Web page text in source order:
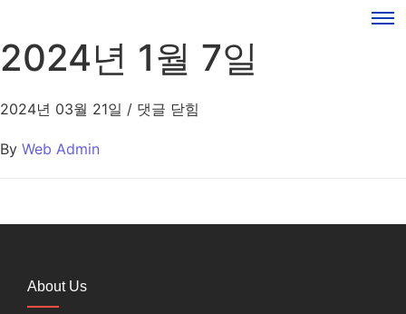
2024년 1월 7일
2024년 03월 21일 / 댓글 닫힘
By Web Admin
About Us